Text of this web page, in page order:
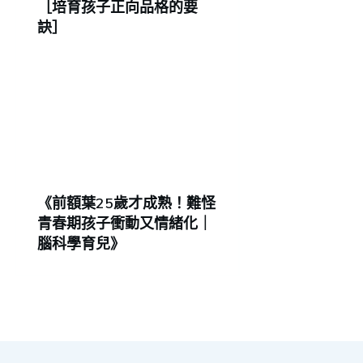
［培育孩子正向品格的要
訣］
《前額葉25歲才成熟！難怪
青春期孩子衝動又情緒化｜
腦科學育兒》